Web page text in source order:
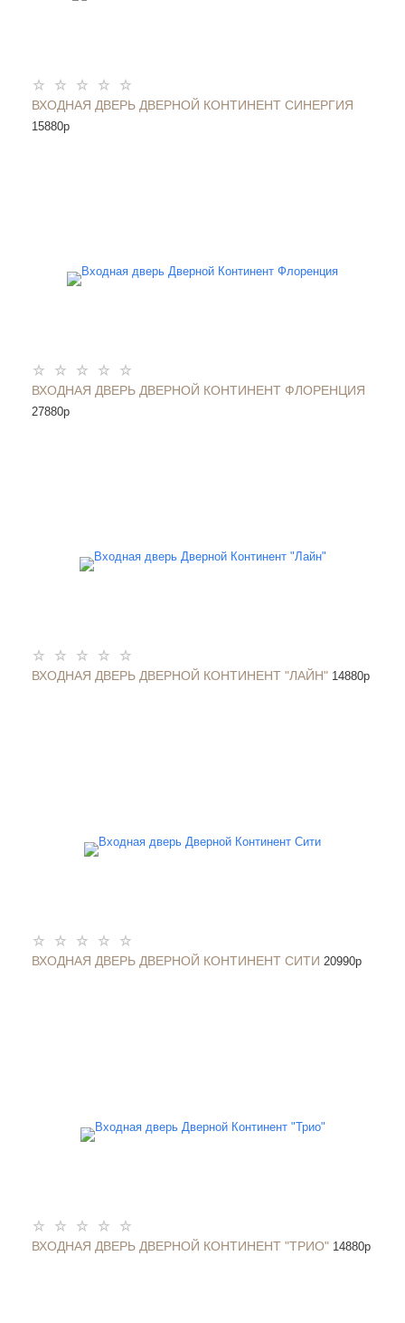
ВХОДНАЯ ДВЕРЬ ДВЕРНОЙ КОНТИНЕНТ СИНЕРГИЯ
15880p
ВХОДНАЯ ДВЕРЬ ДВЕРНОЙ КОНТИНЕНТ ФЛОРЕНЦИЯ
27880p
ВХОДНАЯ ДВЕРЬ ДВЕРНОЙ КОНТИНЕНТ "ЛАЙН" 14880p
ВХОДНАЯ ДВЕРЬ ДВЕРНОЙ КОНТИНЕНТ СИТИ 20990p
ВХОДНАЯ ДВЕРЬ ДВЕРНОЙ КОНТИНЕНТ "ТРИО" 14880p